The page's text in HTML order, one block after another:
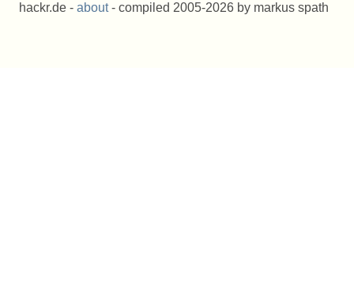
hackr.de - about- compiled 2005-2026 by markus spath